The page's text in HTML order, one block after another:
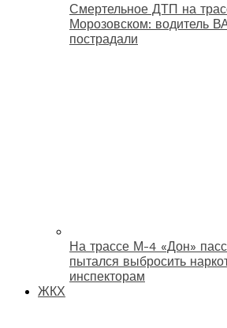
Смертельное ДТП на
Морозовском: водитель
пострадали
На трассе М-4 «Дон»
пытался выбросить
инспекторам
ЖКХ